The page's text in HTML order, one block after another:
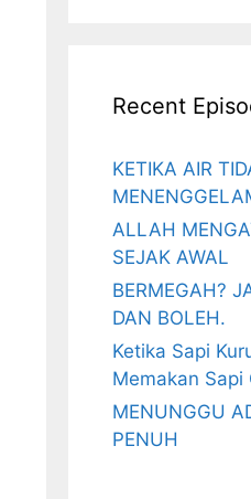
Recent
KETIKA AIR
ALLAH
SEJAK AWAL
BERMEGAH?
DAN BOLEH.
Ketika Sapi
Memakan Sapi
MENUNGGU
PENUH